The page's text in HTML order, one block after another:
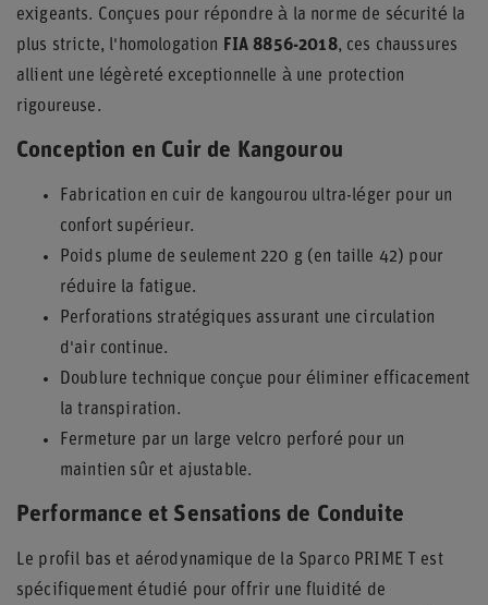
exigeants. Conçues pour répondre à la norme de sécurité la
plus stricte, l'homologation FIA 8856-2018, ces chaussures
allient une légèreté exceptionnelle à une protection
rigoureuse.
Conception en Cuir de Kangourou
Fabrication en cuir de kangourou ultra-léger pour un
confort supérieur.
Poids plume de seulement 220 g (en taille 42) pour
réduire la fatigue.
Perforations stratégiques assurant une circulation
d'air continue.
Doublure technique conçue pour éliminer efficacement
la transpiration.
Fermeture par un large velcro perforé pour un
maintien sûr et ajustable.
Performance et Sensations de Conduite
Le profil bas et aérodynamique de la Sparco PRIME T est
spécifiquement étudié pour offrir une fluidité de